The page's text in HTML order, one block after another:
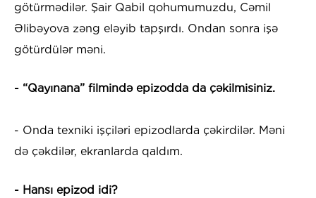
götürmədilər. Şair Qabil qohumumuzdu, Cəmil
Əlibəyova zəng eləyib tapşırdı. Ondan sonra işə
götürdülər məni.
- “Qayınana” filmində epizodda da çəkilmisiniz.
- Onda texniki işçiləri epizodlarda çəkirdilər. Məni
də çəkdilər, ekranlarda qaldım.
- Hansı epizod idi?